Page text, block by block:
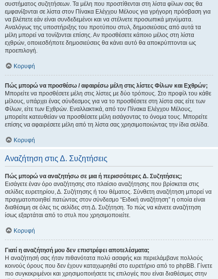
συστήματος συζητήσεων. Τα μέλη που προστίθενται στη λίστα φίλων σας θα
εμφανίζονται σε λίστα στον Πίνακα Ελέγχου Μέλους για γρήγορη πρόσβαση για
να βλέπετε εάν είναι συνδεδεμένοι και να στέλνετε προσωπικά μηνύματα.
Αναλόγως της υποστήριξης του προτύπου στυλ, δημοσιεύσεις από αυτά τα
μέλη μπορεί να τονίζονται επίσης. Αν προσθέσετε κάποιο μέλος στη λίστα
εχθρών, οποιεσδήποτε δημοσιεύσεις θα κάνει αυτό θα αποκρύπτονται ως
προεπιλογή.
Κορυφή
Πώς μπορώ να προσθέσω / αφαιρέσω μέλη στις λίστες Φίλων και Εχθρών;
Μπορείτε να προσθέσετε μέλη στις λίστες με δύο τρόπους. Στο προφίλ του κάθε
μέλους, υπάρχει ένας σύνδεσμος για να το προσθέσετε στη λίστα σας είτε των
Φίλων, είτε των Εχθρών. Εναλλακτικά, από τον Πίνακα Ελέγχου Μέλους,
μπορείτε κατευθείαν να προσθέσετε μέλη εισάγοντας το όνομα τους. Μπορείτε
επίσης να αφαιρέσετε μέλη από τη λίστα σας χρησιμοποιώντας την ίδια σελίδα.
Κορυφή
Αναζήτηση στις Δ. Συζητήσεις
Πώς μπορώ να αναζητήσω σε μια ή περισσότερες Δ. Συζητήσεις;
Εισάγετε έναν όρο αναζήτησης στο πλαίσιο αναζήτησης που βρίσκεται στις
σελίδες ευρετηρίου, Δ. Συζήτησης ή του θέματος. Σύνθετη αναζήτηση μπορεί να
πραγματοποιηθεί πατώντας στον σύνδεσμο “Ειδική αναζήτηση” η οποία είναι
διαθέσιμη σε όλες τις σελίδες στη Δ. Συζήτηση. Το πώς να κάνετε αναζήτηση
ίσως εξαρτάται από το στυλ που χρησιμοποιείτε.
Κορυφή
Γιατί η αναζήτησή μου δεν επιστρέφει αποτελέσματα;
Η αναζήτησή σας ήταν πιθανότατα πολύ ασαφής και περιελάμβανε πολλούς
κοινούς όρους που δεν έχουν καταχωρηθεί στο ευρετήριο από το phpBB. Γίνετε
πιο συγκεκριμένοι και χρησιμοποιήσετε τις επιλογές που είναι διαθέσιμες στην